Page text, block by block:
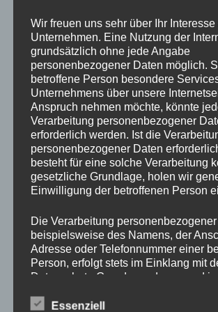
In diesem zweitägigen Kurs zeig ich Euch
drechseln in Längs und Querholz.
Ihr werdet den richtigen Umgang mit der
den verschiedenen Spannvorrichtungen
Verwenden der Drechseleisen und deren
wir uns ansehen.
Da in diesem Kurs nur Platz für 2 Schüler
per E-Mailoffice@drechslerei-spitzbart.at
Die Kurskosten belaufen sich auf nur€ 350.
Person
Kurszeiten sind an beiden Tagen von 8 Uhr
Maschinen und Werkzeug.
Wir freuen uns sehr über Ihr
Unternehmen. Eine Nutzung der
grundsätzlich ohne jede Angabe
personenbezogener Daten möglich.
betroffene Person besondere
Unternehmens über unsere
Anspruch nehmen möchte, könnte
Verarbeitung personenbezogener
erforderlich werden. Ist die
personenbezogener Daten
besteht für eine solche Verarbeitung
gesetzliche Grundlage, holen wir
Einwilligung der betroffenen Person
Die Verarbeitung
beispielsweise des Namens, der
Adresse oder Telefonnummer einer
Person, erfolgt stets im Einklang mit
Datenschutz-Grundverordnung und in
landesspezifischen
Essenziell